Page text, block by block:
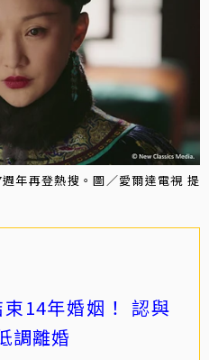
年再登熱搜。圖／愛爾達電視 提
14年婚姻！ 認與
調離婚